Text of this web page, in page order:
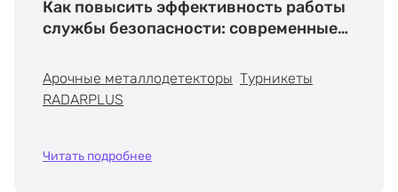
Как повысить эффективность работы
службы безопасности: современные
Арочные металлодетекторы Турникеты
RADARPLUS
Читать подробнее